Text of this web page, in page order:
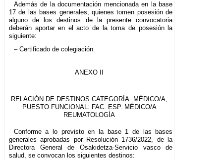
Además de la documentación mencionada en la base
17 de las bases generales, quienes tomen posesión de
alguno de los destinos de la presente convocatoria
deberán aportar en el acto de la toma de posesión la
siguiente:
– Certificado de colegiación.
ANEXO II
RELACIÓN DE DESTINOS CATEGORÍA: MÉDICO/A,
PUESTO FUNCIONAL: FAC. ESP. MÉDICO/A
REUMATOLOGÍA
Conforme a lo previsto en la base 1 de las bases
generales aprobadas por Resolución 1736/2022, de la
Directora General de Osakidetza-Servicio vasco de
salud, se convocan los siguientes destinos: